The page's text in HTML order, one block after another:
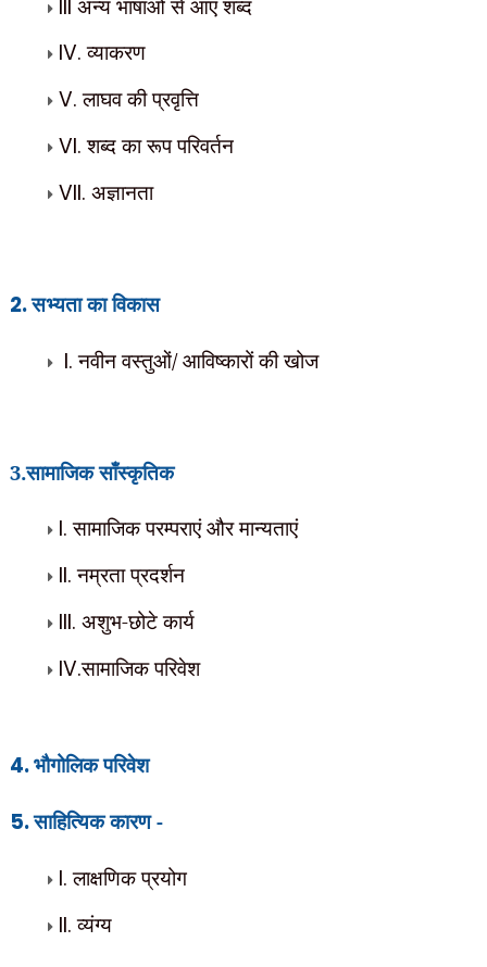
III अन्य भाषाओं से आए शब्द
IV.व्याकरण
V.लाघव की प्रवृत्ति
VI.शब्द का रूप परिवर्तन
VII. अज्ञानता
2.सभ्यता का विकास
I.नवीन वस्तुओं/ आविष्कारों की खोज
3.सामाजिक साँस्कृतिक
I.सामाजिक परम्पराएं और मान्यताएं
II.नम्रता प्रदर्शन
III. अशुभ-छोटे कार्य
IV.सामाजिक परिवेश
4.भौगोलिक परिवेश
5.साहित्यिक कारण -
I.लाक्षणिक प्रयोग
II.व्यंग्य